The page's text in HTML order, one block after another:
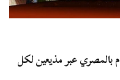
بالمصري عبر مذيعين لكل